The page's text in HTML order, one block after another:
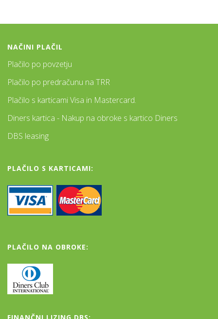
NAČINI PLAČIL
Plačilo po povzetju
Plačilo po predračunu na TRR
Plačilo s karticami Visa in Mastercard.
Diners kartica - Nakup na obroke s kartico Diners
DBS leasing
PLAČILO S KARTICAMI:
PLAČILO NA OBROKE: